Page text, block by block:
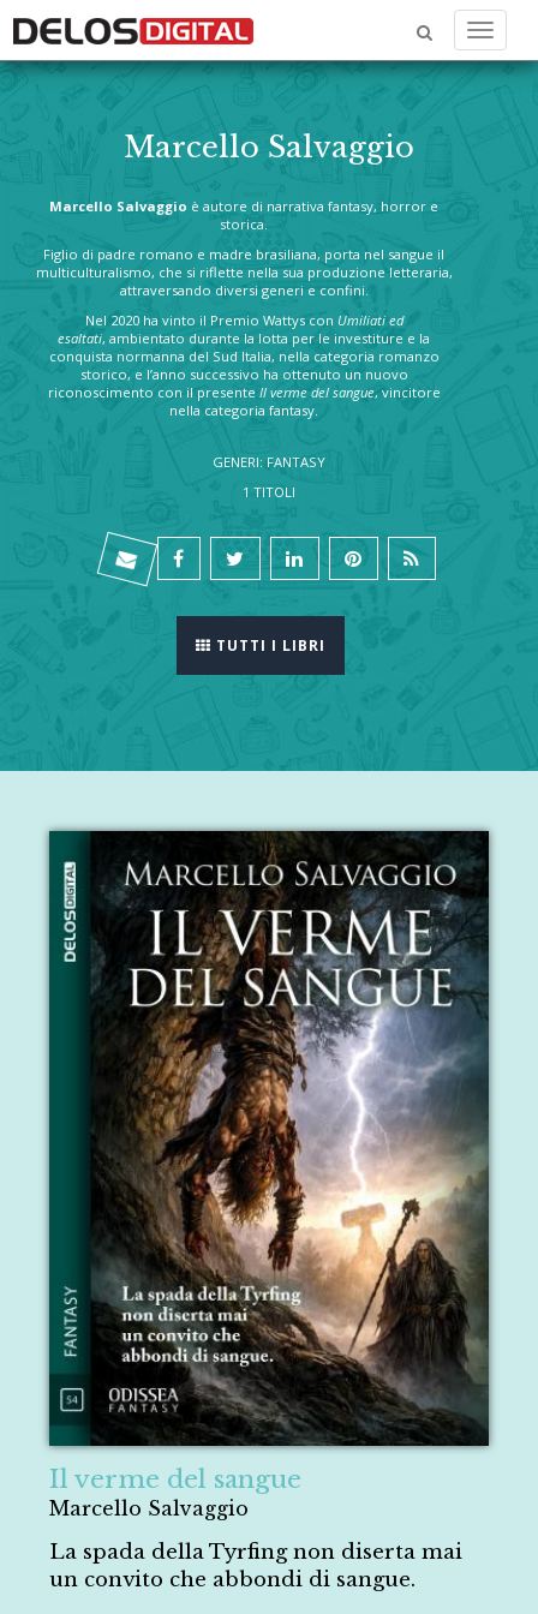
Menu
Marcello Salvaggio
Marcello Salvaggio è autore di narrativa fantasy, horror e
storica.
Figlio di padre romano e madre brasiliana, porta nel sangue il
multiculturalismo, che si riflette nella sua produzione letteraria,
attraversando diversi generi e confini.
Nel 2020 ha vinto il Premio Wattys con Umiliati ed
esaltati, ambientato durante la lotta per le investiture e la
conquista normanna del Sud Italia, nella categoria romanzo
storico, e l’anno successivo ha ottenuto un nuovo
riconoscimento con il presente Il verme del sangue, vincitore
nella categoria fantasy.
GENERI: FANTASY
1 TITOLI
TUTTI I LIBRI
Il verme del sangue
Marcello Salvaggio
La spada della Tyrfing non diserta mai
un convito che abbondi di sangue.